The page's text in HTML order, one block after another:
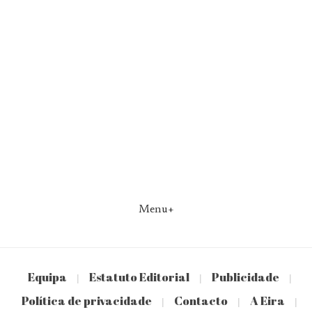
Menu+
Equipa | Estatuto Editorial | Publicidade |
Política de privacidade | Contacto | A Eira |